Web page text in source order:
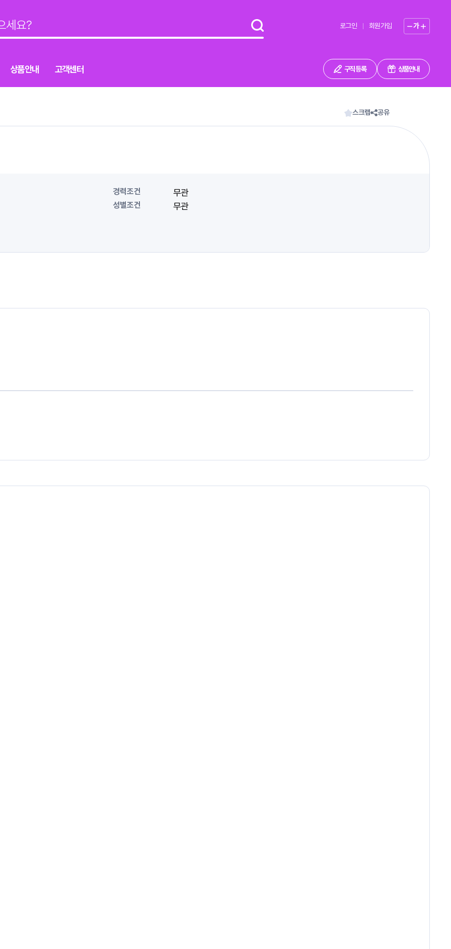
로그인 회원가입 가
상품안내 고객센터 구직 등록 상품안내
스크랩 공유
경력조건 무관
성별조건 무관